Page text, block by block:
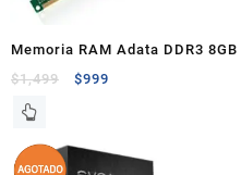
Memoria RAM Adata DDR3 8GB
$1,499 $999